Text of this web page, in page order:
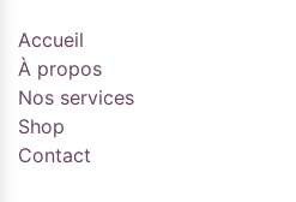
Accueil
À propos
Nos services
Shop
Contact